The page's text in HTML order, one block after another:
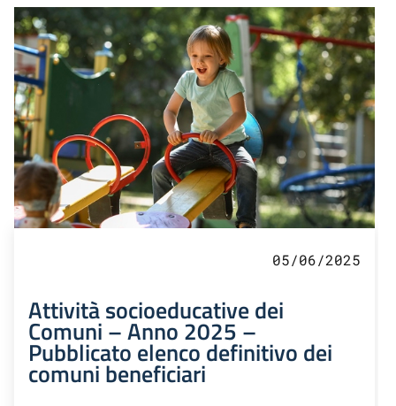
05/06/2025
Attività socioeducative dei
Comuni – Anno 2025 –
Pubblicato elenco definitivo dei
comuni beneficiari